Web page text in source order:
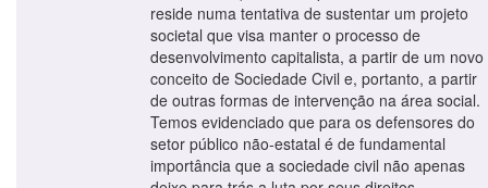
reside numa tentativa de sustentar um projeto
societal que visa manter o processo de
desenvolvimento capitalista, a partir de um novo
conceito de Sociedade Civil e, portanto, a partir
de outras formas de intervenção na área social.
Temos evidenciado que para os defensores do
setor público não-estatal é de fundamental
importância que a sociedade civil não apenas